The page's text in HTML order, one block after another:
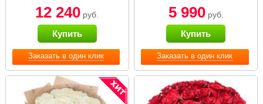
Заказать в один клик
12 240 руб.
Купить
Заказать в один клик
5 990руб.
Купить